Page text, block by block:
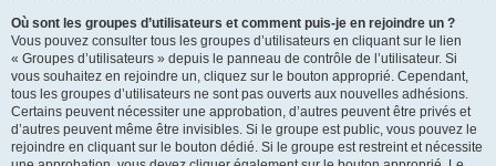
Où sont les groupes d’utilisateurs et comment puis-je en rejoindre un ?
Vous pouvez consulter tous les groupes d’utilisateurs en cliquant sur le lien
« Groupes d’utilisateurs » depuis le panneau de contrôle de l’utilisateur. Si
vous souhaitez en rejoindre un, cliquez sur le bouton approprié. Cependant,
tous les groupes d’utilisateurs ne sont pas ouverts aux nouvelles adhésions.
Certains peuvent nécessiter une approbation, d’autres peuvent être privés et
d’autres peuvent même être invisibles. Si le groupe est public, vous pouvez le
rejoindre en cliquant sur le bouton dédié. Si le groupe est restreint et nécessite